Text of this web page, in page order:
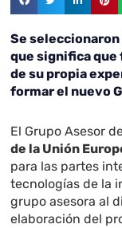
Se
que significa
de su propia
formar el nuevo
El Grupo Asesor
de la Unión
para las partes
tecnologías de la
grupo asesora al
elaboración del